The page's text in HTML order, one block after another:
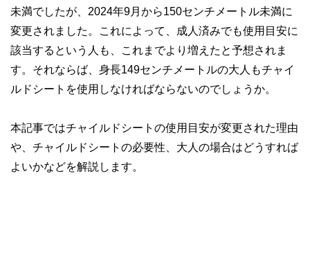
未満でしたが、2024年9月から150センチメートル未満に
変更されました。これによって、成人済みでも使用目安に
該当するという人も、これまでより増えたと予想されま
す。それならば、身長149センチメートルの大人もチャイ
ルドシートを使用しなければならないのでしょうか。
本記事ではチャイルドシートの使用目安が変更された理由
や、チャイルドシートの必要性、大人の場合はどうすれば
よいかなどを解説します。